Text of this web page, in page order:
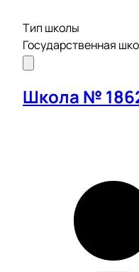
Тип школы
Государственная
Школа №